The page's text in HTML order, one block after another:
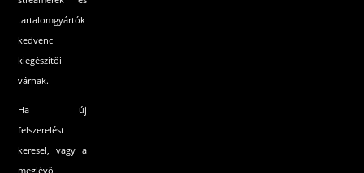
tartalomgyártók
kedvenc
kiegészítői
várnak.
Ha új
felszerelést
keresel, vagy a
meglévő